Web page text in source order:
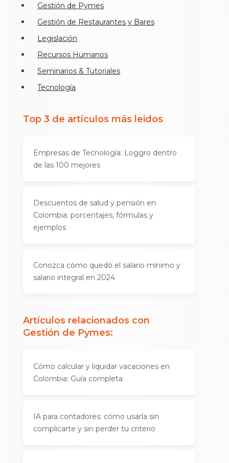
Gestión de Pymes
Gestión de Restaurantes y Bares
Legislación
Recursos Humanos
Seminarios & Tutoriales
Tecnología
Top 3 de artículos más leidos
Empresas de Tecnología: Loggro dentro
de las 100 mejores
Descuentos de salud y pensión en
Colombia: porcentajes, fórmulas y
ejemplos
Conozca cómo quedó el salario mínimo y
salario integral en 2024
Artículos relacionados con
Gestión de Pymes:
Cómo calcular y liquidar vacaciones en
Colombia: Guía completa
IA para contadores: cómo usarla sin
complicarte y sin perder tu criterio